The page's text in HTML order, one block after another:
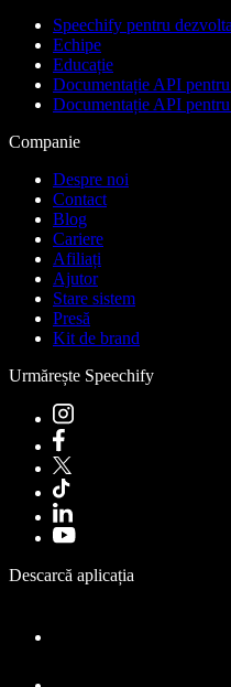
Speechify pentru
Echipe
Educație
Documentație API
Documentație API
Companie
Despre noi
Contact
Blog
Cariere
Afiliați
Ajutor
Stare sistem
Presă
Kit de brand
Urmărește Speechify
Descarcă aplicația